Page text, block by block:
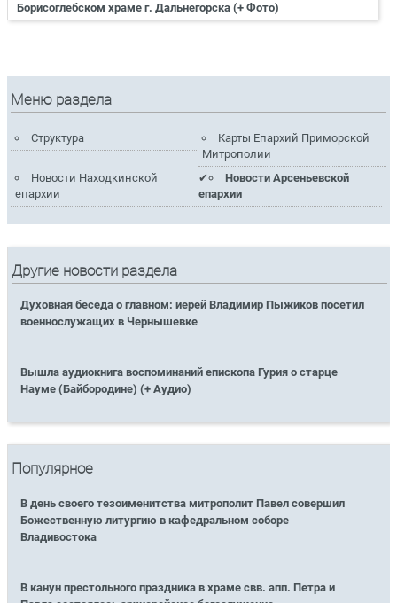
Борисоглебском храме г. Дальнегорска (+ Фото)
Меню раздела
Структура
Карты Епархий Приморской
Митрополии
Новости Находкинской
епархии
Новости Арсеньевской
епархии
Другие новости раздела
Духовная беседа о главном: иерей Владимир Пыжиков посетил
военнослужащих в Чернышевке
Вышла аудиокнига воспоминаний епископа Гурия о старце
Науме (Байбородине) (+ Аудио)
Популярное
В день своего тезоименитства митрополит Павел совершил
Божественную литургию в кафедральном соборе
Владивостока
В канун престольного праздника в храме свв. апп. Петра и